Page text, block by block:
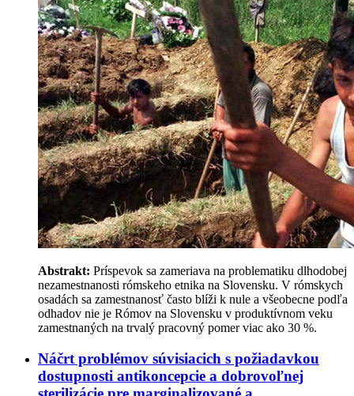
Abstrakt: Príspevok sa zameriava na problematiku dlhodobej
nezamestnanosti rómskeho etnika na Slovensku. V rómskych
osadách sa zamestnanosť často blíži k nule a všeobecne podľa
odhadov nie je Rómov na Slovensku v produktívnom veku
zamestnaných na trvalý pracovný pomer viac ako 30 %.
Náčrt problémov súvisiacich s požiadavkou
dostupnosti antikoncepcie a dobrovoľnej